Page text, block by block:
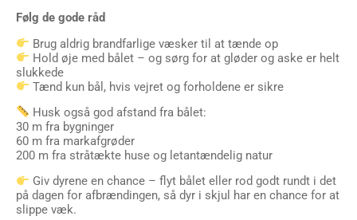
Følg de gode råd
Brug aldrig brandfarlige væsker til at tænde op
Hold øje med bålet – og sørg for at gløder og aske er helt
slukkede
Tænd kun bål, hvis vejret og forholdene er sikre
Husk også god afstand fra bålet:
30 m fra bygninger
60 m fra markafgrøder
200 m fra stråtækte huse og letantændelig natur
Giv dyrene en chance – flyt bålet eller rod godt rundt i det
på dagen for afbrændingen, så dyr i skjul har en chance for at
slippe væk.